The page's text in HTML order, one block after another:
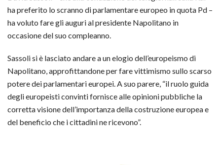
ha preferito lo scranno di parlamentare europeo in quota Pd –
ha voluto fare gli auguri al presidente Napolitano in
occasione del suo compleanno.
Sassoli si è lasciato andare a un elogio dell’europeismo di
Napolitano, approfittandone per fare vittimismo sullo scarso
potere dei parlamentari europei. A suo parere, “il ruolo guida
degli europeisti convinti fornisce alle opinioni pubbliche la
corretta visione dell’importanza della costruzione europea e
del beneficio che i cittadini ne ricevono”.